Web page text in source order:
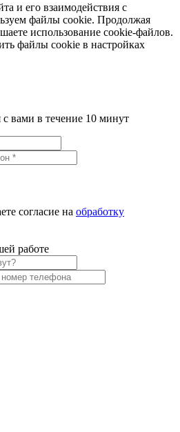
и его взаимодействия с
файлы cookie. Продолжая
использование cookie-файлов.
файлы cookie в настройках
вами в течение 10 минут
согласие на обработку
работе